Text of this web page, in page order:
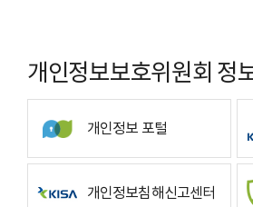
개인정보보호위원회 정
개인정보 포털
개인정보침해신고센터